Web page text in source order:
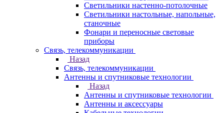
Светильники настенно-потолочные
Светильники настольные, напольные,
станочные
Фонари и переносные световые
приборы
Связь, телекоммуникации
Назад
Связь, телекоммуникации
Антенны и спутниковые технологии
Назад
Антенны и спутниковые технологии
Антенны и аксессуары